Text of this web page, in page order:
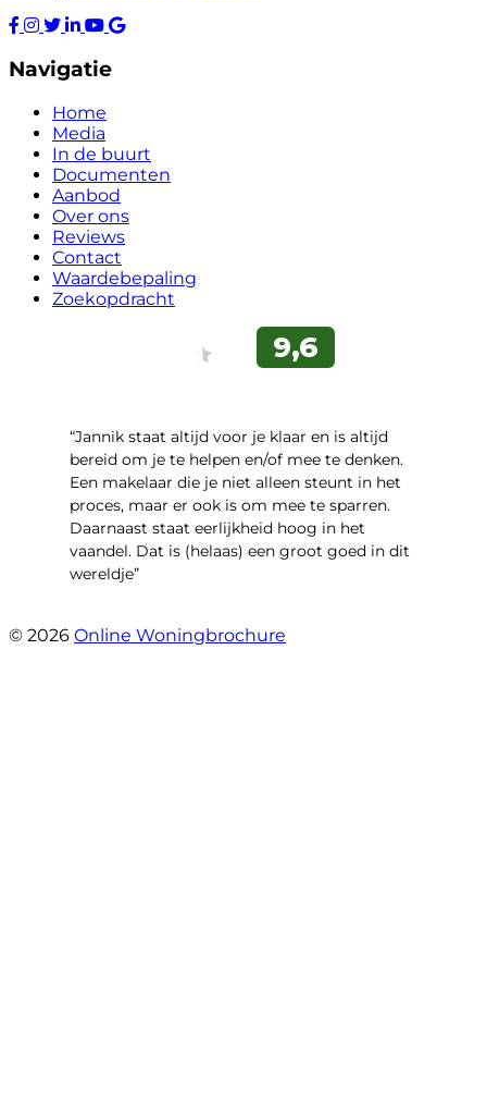
Navigatie
Home
Media
In de buurt
Documenten
Aanbod
Over ons
Reviews
Contact
Waardebepaling
Zoekopdracht
“Jannik staat altijd voor je klaar en is altijd
bereid om je te helpen en/of mee te denken.
Een makelaar die je niet alleen steunt in het
proces, maar er ook is om mee te sparren.
Daarnaast staat eerlijkheid hoog in het
vaandel. Dat is (helaas) een groot goed in dit
wereldje”
© 2026 Online Woningbrochure